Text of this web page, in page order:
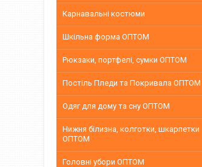
Карнавальні костюми
Шкільна форма ОПТОМ
Рюкзаки, портфелі, сумки ОПТОМ
Постіль Пледи та Покривала ОПТОМ
Одяг для дому та сну ОПТОМ
Нижня білизна, колготки, шкарпетки
ОПТОМ
Головні убори ОПТОМ